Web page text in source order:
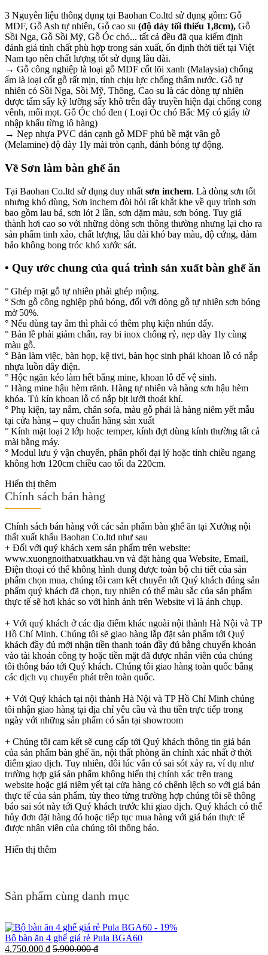
3 Nguyên liệu thông dụng tại Baohan Co.ltd sử dụng gồm: Gỗ
MDF, Gỗ Ash tự nhiên, Gỗ cao su (độ dày tối thiểu 1,8cm), Gỗ
Sồi Nga, Gỗ Sồi Mỹ, Gỗ Óc chó... tất cả đều đã qua kiểm định
đánh giá tính chất phù hợp trong sản xuất, ổn định thời tiết tại Việt
Nam tạo nên chất lượng tốt sử dụng lâu dài.
→ Gỗ công nghiệp là loại gỗ MDF cốt lõi xanh (Malaysia) chống
ẩm là loại cốt gỗ rất mịn, tính chịu lực chống thấm nước. Gỗ tự
nhiên có Sồi Nga, Sồi Mỹ, Thông, Cao su là các dòng tự nhiên
được tẩm sấy kỹ lưỡng sấy khô trên dây truyền hiện đại chống cong
vênh, mối mọt. Gỗ Óc chó đen ( Loại Óc chó Bắc Mỹ có giấy tờ
nhập khẩu từng lô hàng)
→ Nẹp nhựa PVC dán cạnh gỗ MDF phủ bề mặt vân gỗ
(Melamine) độ dày 1ly mài tròn cạnh, đánh bóng tự động.
Về Sơn làm bàn ghế ăn
Tại Baohan Co.ltd sử dụng duy nhất sơn inchem. Là dòng sơn tốt
nhưng khó dùng, Sơn inchem đòi hỏi rất khắt khe về quy trình sơn
bao gồm lau bả, sơn lót 2 lần, sơn dặm màu, sơn bóng. Tuy giá
thành hơi cao so với những dòng sơn thông thường nhưng lại cho ra
sản phẩm tinh xảo, chất lượng, lâu dài khó bay màu, độ cứng, đảm
bảo không bong tróc khó xước sát.
• Quy ước chung của quá trình sản xuất bàn ghế ăn
° Ghép mặt gỗ tự nhiên phải ghép mộng.
° Sơn gỗ công nghiệp phủ bóng, đối với dòng gỗ tự nhiên sơn bóng
mờ 50%.
° Nếu dùng tay âm thì phải có thêm phụ kiện nhún đẩy.
° Bản lề phải giảm chấn, ray bi inox chống rỷ, nẹp dày 1ly cùng
màu gỗ.
° Bàn làm việc, bàn họp, kệ tivi, bàn học sinh phải khoan lỗ có nắp
nhựa luồn dây điện.
° Hộc ngăn kéo làm hết bằng mine, khoan lỗ để vệ sinh.
° Hàng mine hậu hèm rãnh. Hàng tự nhiên và hàng sơn hậu hèm
khóa. Tủ kín khoan lỗ có nắp bịt lưới thoát khí.
° Phụ kiện, tay nắm, chân sofa, màu gỗ phải là hàng niêm yết mẫu
tại cửa hàng – quy chuẩn hãng sản xuất
° Kính mặt loại 2 lớp hoặc temper, kính đợt dùng kính thường tất cả
mài bằng máy.
° Modul lưu ý vận chuyển, phân phối đại lý hoặc tỉnh chiều ngang
không hơn 120cm chiều cao tối đa 220cm.
Hiển thị thêm
Chính sách bán hàng
Chính sách bán hàng với các sản phẩm bàn ghế ăn tại Xưởng nội
thất xuất khẩu Baohan Co.ltd như sau
+ Đối với quý khách xem sản phẩm trên website:
www.xuongnoithatxuatkhau.vn và đặt hàng qua Website, Email,
Điện thoại có thể không hình dung được toàn bộ chi tiết của sản
phẩm chọn mua, chúng tôi cam kết chuyển tới Quý khách đúng sản
phẩm quý khách đã chọn, tuy nhiên có thể màu sắc của sản phẩm
thực tế sẽ hơi khác so với hình ảnh trên Website vì là ảnh chụp.
+ Với quý khách ở các địa điểm khác ngoài nội thành Hà Nội và TP
Hồ Chí Minh. Chúng tôi sẽ giao hàng lắp đặt sản phẩm tới Quý
khách đầy đủ mới nhận tiền thanh toán đầy đủ bằng chuyển khoản
vào tài khoản công ty hoặc tiền mặt đã được nhân viên của chúng
tôi thông báo tới Quý khách. Chúng tôi giao hàng toàn quốc bằng
các dịch vụ chuyển phát trên toàn quốc.
+ Với Quý khách tại nội thành Hà Nội và TP Hồ Chí Minh chúng
tôi nhận giao hàng tại địa chỉ yêu cầu và thu tiền trực tiếp trong
ngày với những sản phẩm có sẵn tại showroom
+ Chúng tôi cam kết sẽ cung cấp tới Quý khách thông tin giá bán
của sản phẩm bàn ghế ăn, nội thất phòng ăn chính xác nhất ở thời
điểm giao dịch. Tuy nhiên, đôi lúc vẫn có sai sót xảy ra, ví dụ như
trường hợp giá sản phẩm không hiển thị chính xác trên trang
website hoặc giá niêm yết tại cửa hàng có chênh lệch so với giá bán
thực tế của sản phẩm, tùy theo từng trường hợp chúng tôi sẽ thông
báo sai sót này tới Quý khách trước khi giao dịch. Quý khách có thể
hủy đơn đặt hàng đó hoặc tiếp tục mua hàng với giá bán thực tế
được nhân viên của chúng tôi thông báo.
Hiển thị thêm
Sản phẩm cùng danh mục
- 19%
Bộ bàn ăn 4 ghế giá rẻ Pula BGA60
4.750.000 đ 5.900.000 đ